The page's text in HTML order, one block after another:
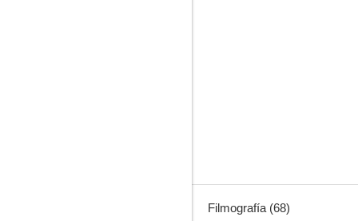
Filmografía (68)